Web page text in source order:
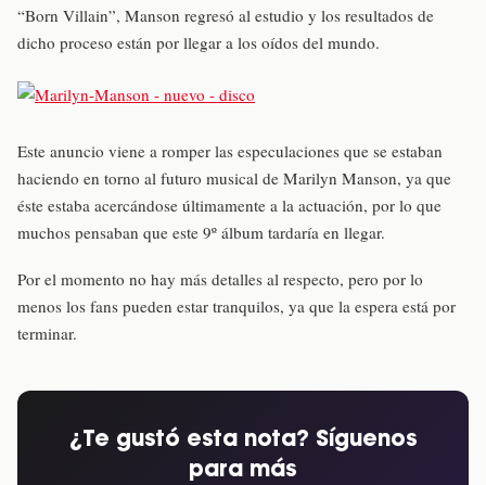
“Born Villain”, Manson regresó al estudio y los resultados de
dicho proceso están por llegar a los oídos del mundo.
Este anuncio viene a romper las especulaciones que se estaban
haciendo en torno al futuro musical de Marilyn Manson, ya que
éste estaba acercándose últimamente a la actuación, por lo que
muchos pensaban que este 9º álbum tardaría en llegar.
Por el momento no hay más detalles al respecto, pero por lo
menos los fans pueden estar tranquilos, ya que la espera está por
terminar.
¿Te gustó esta nota? Síguenos
para más